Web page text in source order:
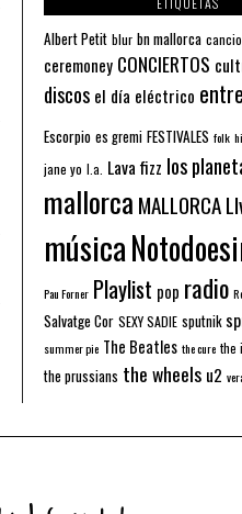
Albert Petit blur bn mallorca
ceremoney CONCIERTOS
discos el día eléctrico
Escorpio es gremi FESTIVALES folk
jane yo l.a. Lava fizz los
mallorca MALLORCA
música
Pau Forner Playlist pop radio
Salvatge Cor SEXY SADIE sputnik
summer pie The Beatles the cure the
the prussians the wheels u2